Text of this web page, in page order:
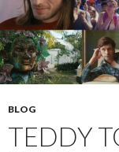
BLOG
TEDDY